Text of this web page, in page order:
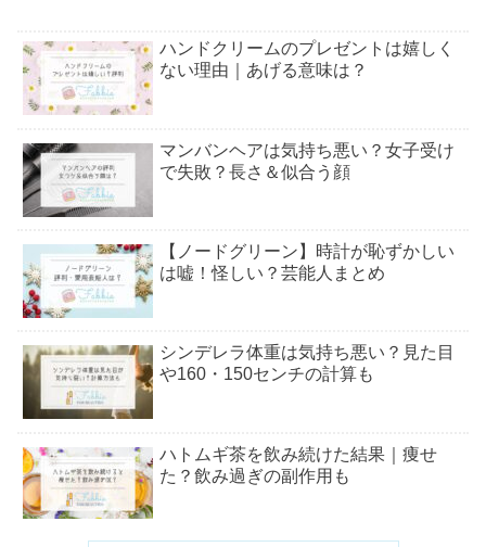
ハンドクリームのプレゼントは嬉しく
ない理由｜あげる意味は？
マンバンヘアは気持ち悪い？女子受け
で失敗？長さ＆似合う顔
【ノードグリーン】時計が恥ずかしい
は嘘！怪しい？芸能人まとめ
シンデレラ体重は気持ち悪い？見た目
や160・150センチの計算も
ハトムギ茶を飲み続けた結果｜痩せ
た？飲み過ぎの副作用も